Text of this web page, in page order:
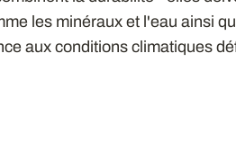
les minéraux et l'eau ainsi
aux conditions climatiques